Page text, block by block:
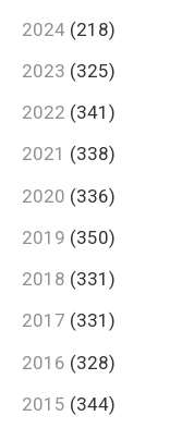
2024 (218)
2023 (325)
2022 (341)
2021 (338)
2020 (336)
2019 (350)
2018 (331)
2017 (331)
2016 (328)
2015 (344)